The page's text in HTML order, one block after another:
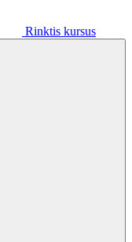
Rinktis kursus